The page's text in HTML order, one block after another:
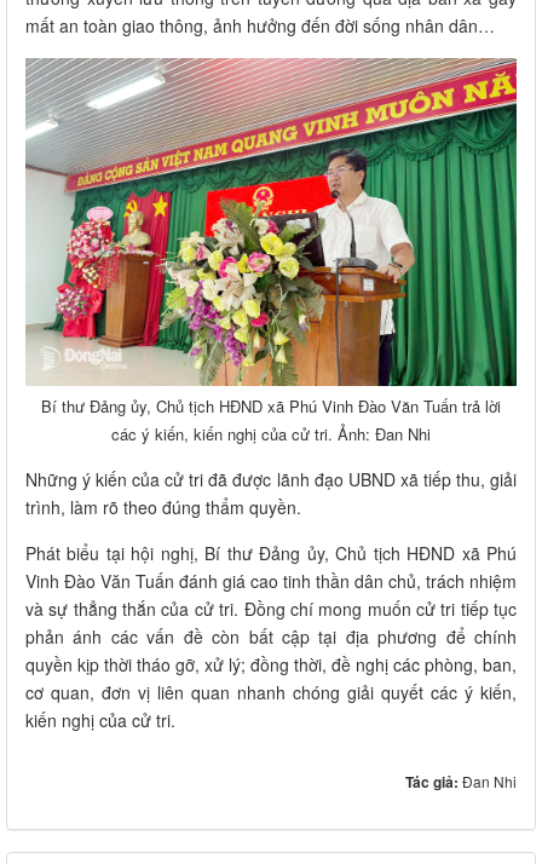
mất an toàn giao thông, ảnh hưởng đến đời sống nhân dân…
Bí thư Đảng ủy, Chủ tịch HĐND xã Phú Vinh Đào Văn Tuấn trả lời
các ý kiến, kiến nghị của cử tri. Ảnh: Đan Nhi
Những ý kiến của cử tri đã được lãnh đạo UBND xã tiếp thu, giải
trình, làm rõ theo đúng thẩm quyền.
Phát biểu tại hội nghị, Bí thư Đảng ủy, Chủ tịch HĐND xã Phú
Vinh Đào Văn Tuấn đánh giá cao tinh thần dân chủ, trách nhiệm
và sự thẳng thắn của cử tri. Đồng chí mong muốn cử tri tiếp tục
phản ánh các vấn đề còn bất cập tại địa phương để chính
quyền kịp thời tháo gỡ, xử lý; đồng thời, đề nghị các phòng, ban,
cơ quan, đơn vị liên quan nhanh chóng giải quyết các ý kiến,
kiến nghị của cử tri.
Tác giả: Đan Nhi